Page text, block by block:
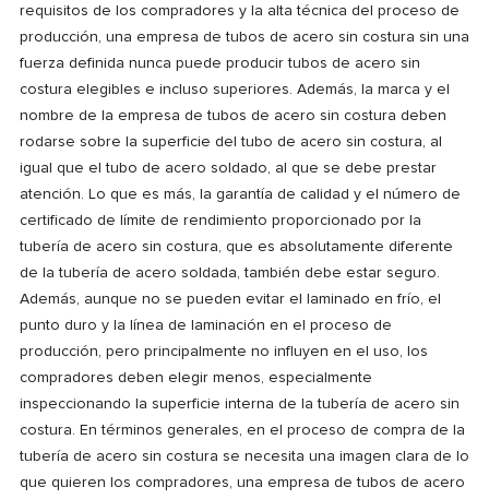
requisitos de los compradores y la alta técnica del proceso de
producción, una empresa de tubos de acero sin costura sin una
fuerza definida nunca puede producir tubos de acero sin
costura elegibles e incluso superiores. Además, la marca y el
nombre de la empresa de tubos de acero sin costura deben
rodarse sobre la superficie del tubo de acero sin costura, al
igual que el tubo de acero soldado, al que se debe prestar
atención. Lo que es más, la garantía de calidad y el número de
certificado de límite de rendimiento proporcionado por la
tubería de acero sin costura, que es absolutamente diferente
de la tubería de acero soldada, también debe estar seguro.
Además, aunque no se pueden evitar el laminado en frío, el
punto duro y la línea de laminación en el proceso de
producción, pero principalmente no influyen en el uso, los
compradores deben elegir menos, especialmente
inspeccionando la superficie interna de la tubería de acero sin
costura. En términos generales, en el proceso de compra de la
tubería de acero sin costura se necesita una imagen clara de lo
que quieren los compradores, una empresa de tubos de acero